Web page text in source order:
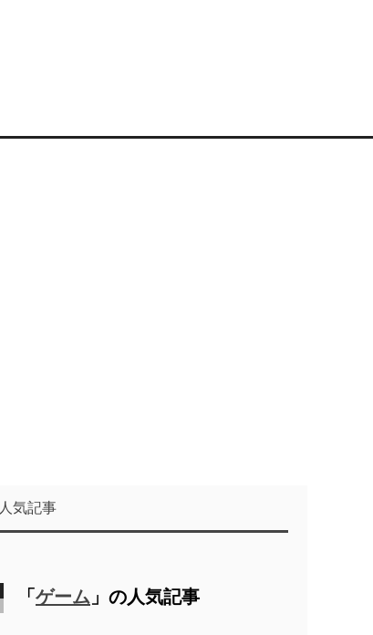
人気記事
「 ゲーム 」の人気記事